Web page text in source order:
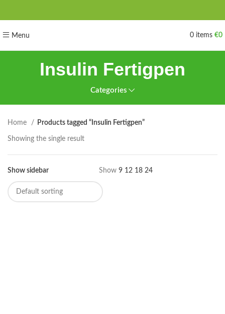
Menu 0 items €0
Insulin Fertigpen
Categories
Home Products tagged “Insulin Fertigpen”
Showing the single result
Show sidebar Show 9 12 18 24